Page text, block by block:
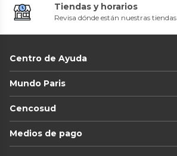
Tiendas y horarios
Revisa dónde están nuestras tiendas
Centro de Ayuda
Mundo Paris
Cencosud
Medios de pago